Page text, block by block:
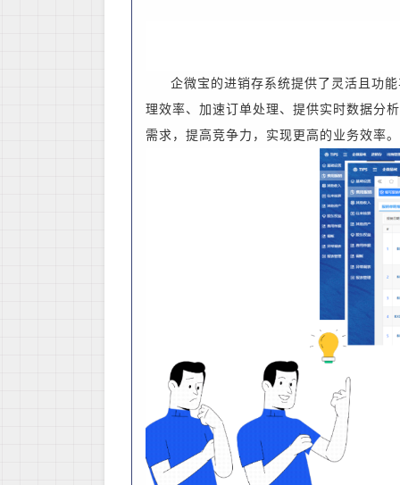
企微宝的进销存系统提供了 灵活且功
理效率、加速订单处理、提供实时数据分
需求，提高竞争力，实现更高的业务效率。